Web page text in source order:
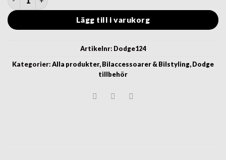
1,250.00 kr.645.00 kr.
Lägg till i varukorg
Artikelnr: Dodge124
Kategorier:Alla produkter,Bilaccessoarer & Bilstyling,Dodge
tillbehör